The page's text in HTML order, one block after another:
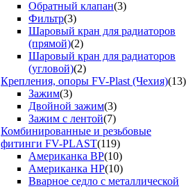
Обратный клапан(3)
Фильтр(3)
Шаровый кран для радиаторов
(прямой)(2)
Шаровый кран для радиаторов
(угловой)(2)
Крепления, опоры FV-Plast (Чехия)(13)
Зажим(3)
Двойной зажим(3)
Зажим с лентой(7)
Комбинированные и резьбовые
фитинги FV-PLAST(119)
Американка ВР(10)
Американка НР(10)
Вварное седло с металлической